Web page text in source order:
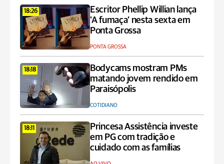
18:26
Escritor Phellip Willian lança
'A fumaça' nesta sexta em
Ponta Grossa
PONTA GROSSA
18:18
Bodycams mostram PMs
matando jovem rendido em
Paraisópolis
COTIDIANO
18:11
Princesa Assistência investe
em PG com tradição e
cuidado com as famílias